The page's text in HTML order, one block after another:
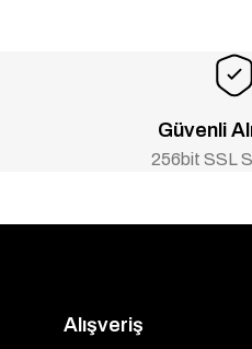
Güvenli
256bit SSL
Alışveriş